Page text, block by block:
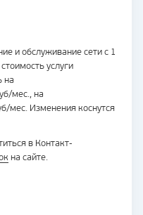
и обслуживание сети с 1
услуги
на
мес., на
мес. Изменения коснутся
в Контакт-
на сайте.